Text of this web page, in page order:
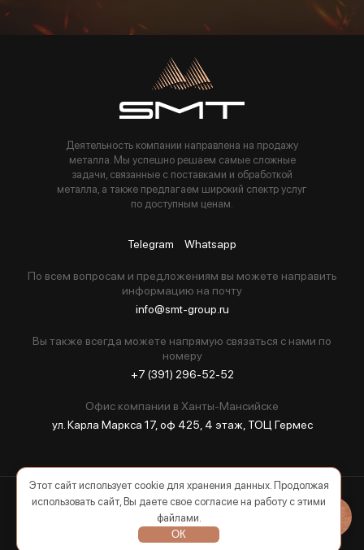
Пользуясь данной формой вы соглашаетесь с политикой компании
Деятельность компании направлена на продажу
металла. Мы успешно решаем самые сложные
задачи, связанные с поставками и обработкой
металла, а также предлагаем широкий спектр услуг
по доступным ценам.
Telegram Whatsapp
По всем вопросам и предложениям вы можете направить
информацию на почту
info@smt-group.ru
Вы также всегда можете напрямую связаться с нами по
номеру
+7 (391) 296-52-52
Офис компании в Ханты-Мансийске
ул. Карла Маркса 17, оф 425, 4 этаж, ТОЦ Гермес
2026 © Все права защищены
Этот сайт использует cookie для хранения данных. Продолжая
использовать сайт, Вы даете свое согласие на работу с этими
файлами.
ОК